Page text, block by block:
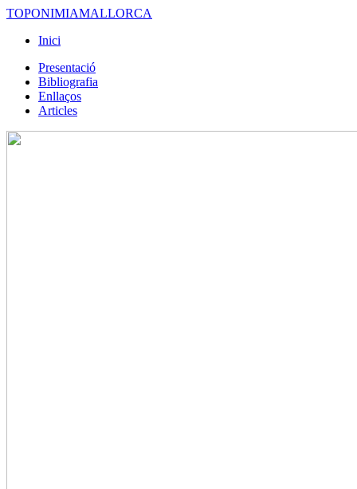
TOPONIMIAMALLORCA
Inici
Presentació
Bibliografia
Enllaços
Articles